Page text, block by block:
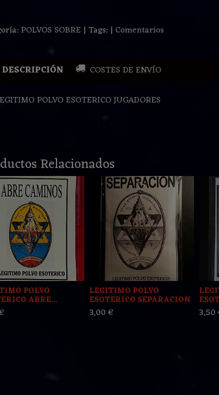
POLVOS SOBRE | Tags: | Comentarios
DESCRIPCIÓN COSTES DE ENVÍO
POLVO ESOTERICO JUGADORES
Relacionados
POLVO
ABRE...
LEGITIMO POLVO
ESOTERICO SEPARACION
3,00 € 3,50